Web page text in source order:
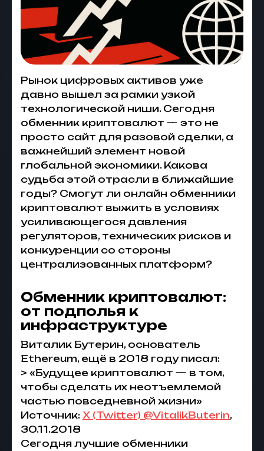
Рынок цифровых активов уже
давно вышел за рамки узкой
технологической ниши. Сегодня
обменник криптовалют — это не
просто сайт для разовой сделки, а
важнейший элемент новой
глобальной экономики. Какова
судьба этой отрасли в ближайшие
годы? Смогут ли онлайн обменники
криптовалют выжить в условиях
усиливающегося давления
регуляторов, технических рисков и
конкуренции со стороны
централизованных платформ?
Обменник криптовалют:
от подполья к
инфраструктуре
Виталик Бутерин, основатель
Ethereum, ещё в 2018 году писал:
> «Будущее криптовалют — в том,
чтобы сделать их неотъемлемой
частью повседневной жизни»
Источник: X (Twitter) @VitalikButerin,
30.11.2018
Сегодня лучшие обменники